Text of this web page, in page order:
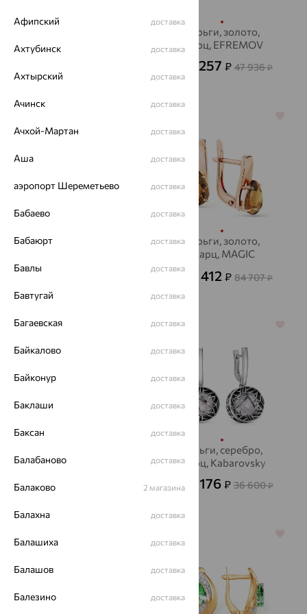
кварц, EFREMOV
Серьги, золото,
кварц, EFREMOV
17 257₽ 47 936₽
Серьги, золото, кварц
Серьги, золото,
кварц, MAGIC
25 412₽ 84 707₽
64%
кварц
8 482
64%
Серьги, серебро,
кварц, Kabarovsky
от 13 176 ₽ 36 600₽
Афипский доставка
Ахтубинск доставка
Ахтырский доставка
Ачинск доставка
Ачхой-Мартан доставка
Аша доставка
аэропорт Шереметьево доставка
Бабаево доставка
Бабаюрт доставка
Бавлы доставка
Бавтугай доставка
Багаевская доставка
Байкалово доставка
Байконур доставка
Баклаши доставка
Баксан доставка
Балабаново доставка
Балаково 2 магазина
Балахна доставка
Балашиха доставка
Балашов доставка
Балезино доставка